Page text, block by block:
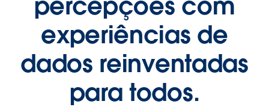
experiências de
dados reinventadas
para todos.